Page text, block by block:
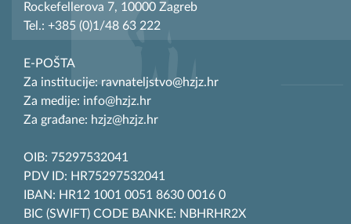
Rockefellerova 7, 10000 Zagreb
Tel.: +385 (0)1/48 63 222
E-POŠTA
Za institucije: ravnateljstvo@hzjz.hr
Za medije: info@hzjz.hr
Za građane: hzjz@hzjz.hr
OIB: 75297532041
PDV ID: HR75297532041
IBAN: HR12 1001 0051 8630 0016 0
BIC (SWIFT) CODE BANKE: NBHRHR2X